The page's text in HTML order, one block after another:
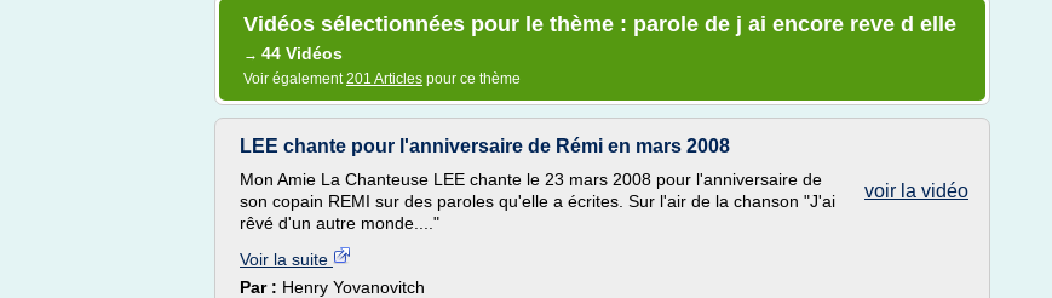
Vidéos sélectionnées pour le thème : parole de j ai encore reve d elle
→ 44 Vidéos
Voir également201 Articles pour ce thème
LEE chante pour l'anniversaire de Rémi en mars 2008
voir la vidéo
Mon Amie La Chanteuse LEE chante le 23 mars 2008 pour l'anniversaire de
son copain REMI sur des paroles qu'elle a écrites. Sur l'air de la chanson "J'ai
rêvé d'un autre monde...."
Voir la suite
Par : Henry Yovanovitch